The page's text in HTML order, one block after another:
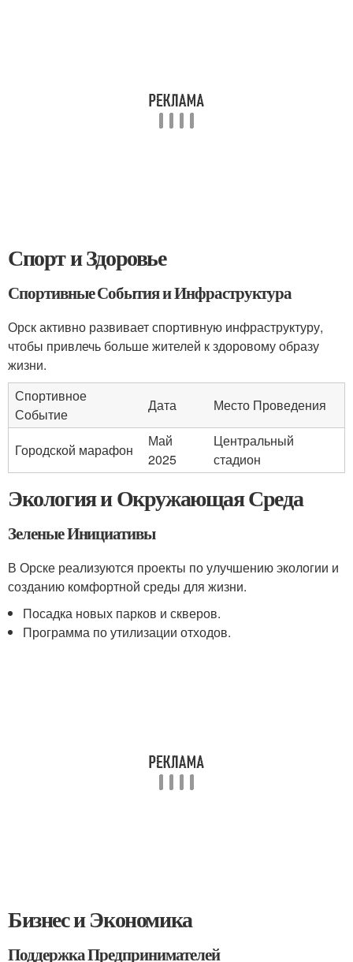
Спорт и Здоровье
Спортивные События и Инфраструктура
Орск активно развивает спортивную инфраструктуру,
чтобы привлечь больше жителей к здоровому образу
жизни.
Спортивное
Событие
Дата Место Проведения
Городской марафон
Май
2025
Центральный
стадион
Экология и Окружающая Среда
Зеленые Инициативы
В Орске реализуются проекты по улучшению экологии и
созданию комфортной среды для жизни.
Посадка новых парков и скверов.
Программа по утилизации отходов.
Бизнес и Экономика
Поддержка Предпринимателей